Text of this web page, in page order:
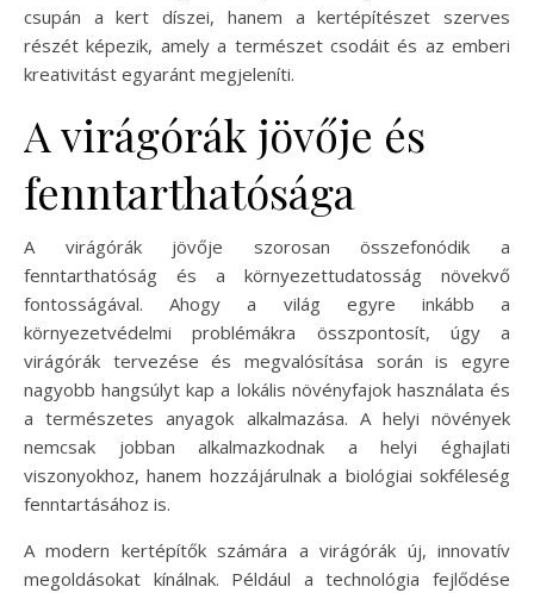
csupán a kert díszei, hanem a kertépítészet szerves
részét képezik, amely a természet csodáit és az emberi
kreativitást egyaránt megjeleníti.
A virágórák jövője és
fenntarthatósága
A virágórák jövője szorosan összefonódik a
fenntarthatóság és a környezettudatosság növekvő
fontosságával. Ahogy a világ egyre inkább a
környezetvédelmi problémákra összpontosít, úgy a
virágórák tervezése és megvalósítása során is egyre
nagyobb hangsúlyt kap a lokális növényfajok használata és
a természetes anyagok alkalmazása. A helyi növények
nemcsak jobban alkalmazkodnak a helyi éghajlati
viszonyokhoz, hanem hozzájárulnak a biológiai sokféleség
fenntartásához is.
A modern kertépítők számára a virágórák új, innovatív
megoldásokat kínálnak. Például a technológia fejlődése